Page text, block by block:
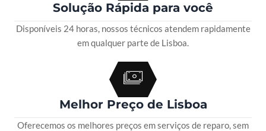
Solução Rápida para você
Disponíveis 24 horas, nossos técnicos atendem rapidamente
em qualquer parte de Lisboa.
Melhor Preço de Lisboa
Oferecemos os melhores preços em serviços de reparo, sem